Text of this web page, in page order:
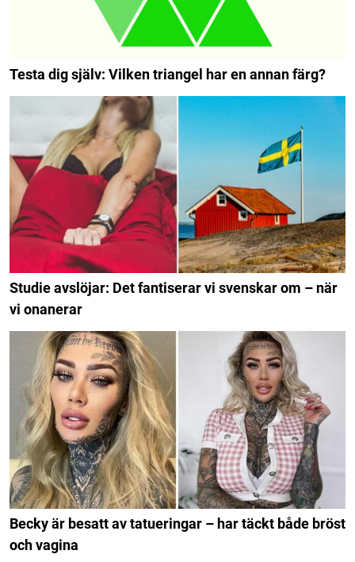
Testa dig själv: Vilken triangel har en annan färg?
Studie avslöjar: Det fantiserar vi svenskar om – när
vi onanerar
Becky är besatt av tatueringar – har täckt både bröst
och vagina